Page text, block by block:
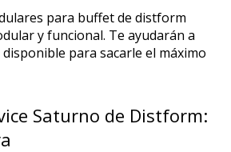
para buffet de distform
y funcional. Te ayudarán a
para sacarle el máximo
Saturno de Distform: